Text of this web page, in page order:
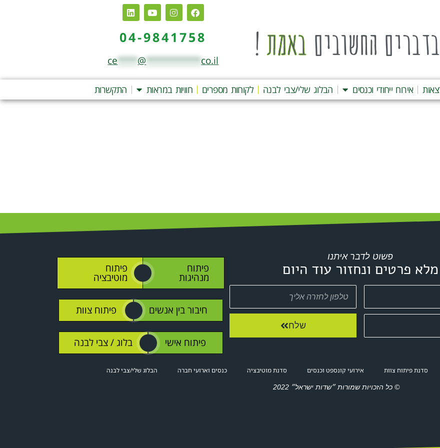
החשובים באמת !
04-9841758
ce****@***********co.il
אירוח ייחודי וכנסים הבלוג שלי/צבי לבנה לקוחות מספרים חוויות במראות התקשרות
פשוט לדבר איתנו
מלא פרטים ונחזור עוד היום
שלח
פיתוח
מנהיגות
פיתוח
מוטיבציה
חיבור בין אנשים פיתוח צוות
פיתוח אישי בלוג / צבי לבנה
סדנת פיתוח צוות אירועי קונספט וכנסים סדנת מוטיבציה כנסים וארועי חברה הבלוג שלי/צבי לבנה
© כל הזכויות שמורות ״שדות ישראל״ 2022